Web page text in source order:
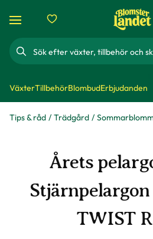
Sök
VäxterTillbehörBlombudErbjudanden
Tips & råd Trädgård
Årets
TWIST